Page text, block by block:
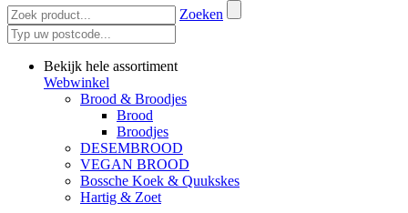
Zoeken
Bekijk hele assortiment
Webwinkel
Brood & Broodjes
Brood
Broodjes
DESEMBROOD
VEGAN BROOD
Bossche Koek & Quukskes
Hartig & Zoet